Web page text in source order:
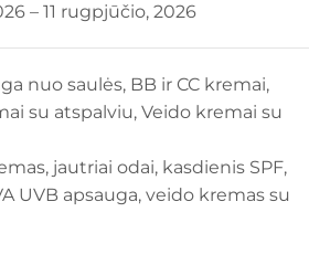
– 11 rugpjūčio, 2026
nuo saulės, BB ir CC kremai,
su atspalviu, Veido kremai su
, jautriai odai, kasdienis SPF,
UVB apsauga, veido kremas su